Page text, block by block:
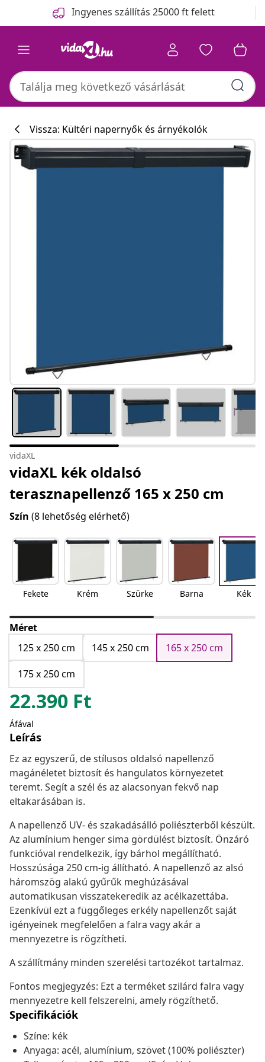
Ingyenes szállítás 25000 ft felett
Vissza: Kültéri napernyők és árnyékolók
vidaXL
vidaXL kék oldalsó
terasznapellenző 165 x 250 cm
Szín (8 lehetőség elérhető)
Fekete Krém Szürke Barna Kék
Méret
125 x 250 cm
145 x 250 cm
165 x 250 cm
175 x 250 cm
22.390 Ft
Áfával
Leírás
Ez az egyszerű, de stílusos oldalsó napellenző
magánéletet biztosít és hangulatos környezetet
teremt. Segít a szél és az alacsonyan fekvő nap
eltakarásában is.
A napellenző UV- és szakadásálló poliészterből készült.
Az alumínium henger sima gördülést biztosít. Önzáró
funkcióval rendelkezik, így bárhol megállítható.
Hosszúsága 250 cm-ig állítható. A napellenző az alsó
háromszög alakú gyűrűk meghúzásával
automatikusan visszatekeredik az acélkazettába.
Ezenkívül ezt a függőleges erkély napellenzőt saját
igényeinek megfelelően a falra vagy akár a
mennyezetre is rögzítheti.
A szállítmány minden szerelési tartozékot tartalmaz.
Fontos megjegyzés: Ezt a terméket szilárd falra vagy
mennyezetre kell felszerelni, amely rögzíthető.
Specifikációk
Színe: kék
Anyaga: acél, alumínium, szövet (100% poliészter)